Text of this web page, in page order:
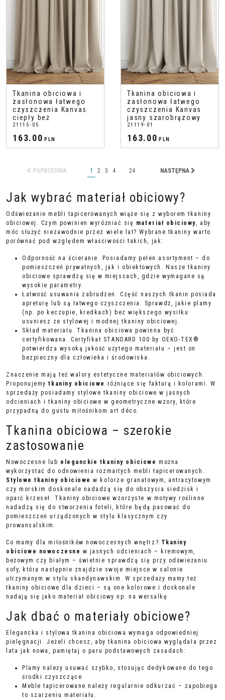
Tkanina obiciowa i
zasłonowa łatwego
czyszczenia Kanvas
ciepły beż
21115-05
163.00 PLN
Tkanina obiciowa i
zasłonowa łatwego
czyszczenia Kanvas
jasny szarobrązowy
21119-01
163.00 PLN
POPRZEDNIA 1 2 3 4 ... 24 NASTĘPNA
Jak wybrać materiał obiciowy?
Odświeżanie mebli tapicerowanych wiąże się z wyborem tkaniny
obiciowej. Czym powinien wyróżniać się materiał obiciowy, aby
móc służyć niezawodnie przez wiele lat? Wybrane tkaniny warto
porównać pod względem właściwości takich, jak:
Odporność na ścieranie. Posiadamy pełen asortyment – do
pomieszczeń prywatnych, jak i obiektowych. Nasze tkaniny
obiciowe sprawdzą się w miejscach, gdzie wymagane są
wysokie parametry.
Łatwość usuwania zabrudzeń. Część naszych tkanin posiada
apreturę lub są łatwego czyszczenia. Sprawdź, jakie plamy
(np. po keczupie, kredkach) bez większego wysiłku
usuniesz ze stylowej i modnej tkaniny obiciowej.
Skład materiału. Tkanina obiciowa powinna być
certyfikowana. Certyfikat STANDARD 100 by OEKO-TEX®
potwierdza wysoką jakość użytego materiału – jest on
bezpieczny dla człowieka i środowiska.
Znaczenie mają też walory estetyczne materiałów obiciowych.
Proponujemytkaniny obiciowe różniące się fakturą i kolorami. W
sprzedaży posiadamy stylowe tkaniny obiciowe w jasnych
odcieniach i tkaniny obiciowe w geometryczne wzory, które
przypadną do gustu miłośnikom art déco.
Tkanina obiciowa – szerokie
zastosowanie
Nowoczesne lub eleganckie tkaniny obiciowemożna
wykorzystać do odnowienia rozmaitych mebli tapicerowanych.
Stylowe tkaniny obiciowew kolorze granatowym, antracytowym
czy morskim doskonale nadadzą się do obszycia siedzisk i
oparć krzeseł.Tkaniny obiciowe wzorzyste w motywy roślinne
nadadzą się do stworzenia foteli, które będą pasować do
pomieszczeń urządzonych w stylu klasycznym czy
prowansalskim.
Co mamy dla miłośników nowoczesnych wnętrz? Tkaniny
obiciowe nowoczesne w jasnych odcieniach – kremowym,
beżowym czy białym – świetnie sprawdzą się przy odświeżaniu
sofy, która następnie znajdzie swoje miejsce w salonie
utrzymanym w stylu skandynawskim. W sprzedaży mamy też
tkaniny obiciowe dla dzieci – są one kolorowe i doskonale
nadają się jako materiał obiciowy np. na wersalkę.
Jak dbać o materiały obiciowe?
Elegancka i stylowa tkanina obiciowa wymaga odpowiedniej
pielęgnacji. Jeżeli chcesz, aby tkanina obiciowa wyglądała przez
lata jak nowa, pamiętaj o paru podstawowych zasadach:
Plamy należy usuwać szybko, stosując dedykowane do tego
środki czyszczące.
Meble tapicerowane należy regularnie odkurzać – zapobiega
to szarzeniu materiału.